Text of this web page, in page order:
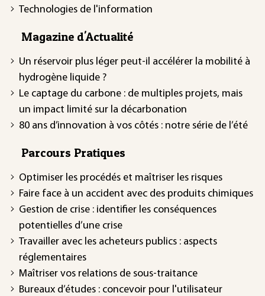
Technologies de l'information
Magazine d'Actualité
Un réservoir plus léger peut-il accélérer la mobilité à
hydrogène liquide ?
Le captage du carbone : de multiples projets, mais
un impact limité sur la décarbonation
80 ans d’innovation à vos côtés : notre série de l’été
Parcours Pratiques
Optimiser les procédés et maîtriser les risques
Faire face à un accident avec des produits chimiques
Gestion de crise : identifier les conséquences
potentielles d’une crise
Travailler avec les acheteurs publics : aspects
réglementaires
Maîtriser vos relations de sous-traitance
Bureaux d’études : concevoir pour l'utilisateur